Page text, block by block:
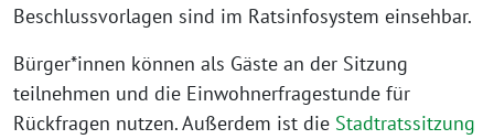
Beschlussvorlagen sind im Ratsinfosystem einsehbar.
Bürger*innen können als Gäste an der Sitzung
teilnehmen und die Einwohnerfragestunde für
Rückfragen nutzen. Außerdem ist die Stadtratssitzung